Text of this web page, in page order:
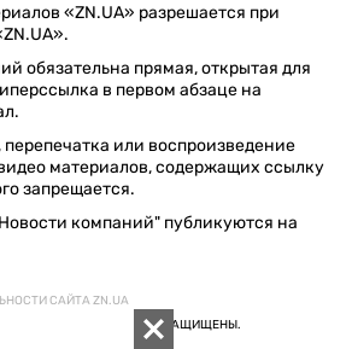
«ZN.UA» разрешается при
обязательна прямая, открытая для
в первом абзаце на
или воспроизведение
материалов, содержащих ссылку
запрещается.
компаний" публикуются на
САЙТА ZN.UA
УКРАИНА». ВСЕ ПРАВА ЗАЩИЩЕНЫ.